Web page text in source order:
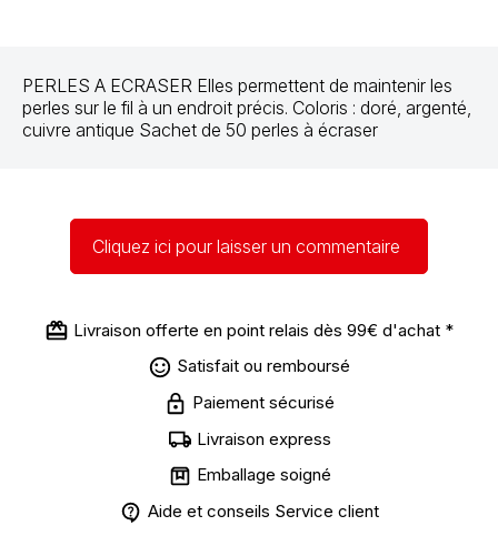
PERLES A ECRASER Elles permettent de maintenir les
perles sur le fil à un endroit précis. Coloris : doré, argenté,
cuivre antique Sachet de 50 perles à écraser
Cliquez ici pour laisser un commentaire
Livraison offerte en point relais dès 99€ d'achat *
Satisfait ou remboursé
Paiement sécurisé
Livraison express
Emballage soigné
Aide et conseils Service client